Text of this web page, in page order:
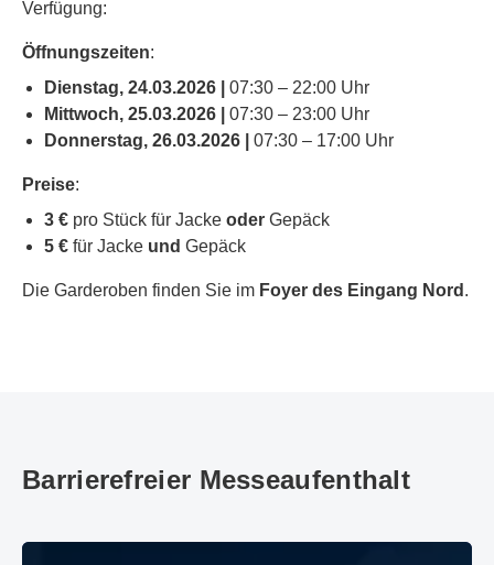
Verfügung:
Öffnungszeiten:
Dienstag, 24.03.2026 | 07:30 – 22:00 Uhr
Mittwoch, 25.03.2026 |
07:30 – 23:00 Uhr
Donnerstag, 26.03.2026 |
07:30 – 17:00 Uhr
Preise:
3 € pro Stück für Jacke oder Gepäck
5 € für Jacke und Gepäck
Die Garderoben finden Sie im Foyer des Eingang Nord .
Barrierefreier Messeaufenthalt
Barrierefreier Messeaufenthalt